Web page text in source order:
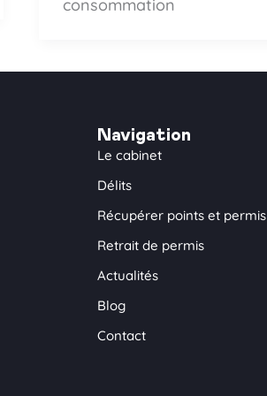
consommation
Navigation
Le cabinet
Délits
Récupérer points et permis
Retrait de permis
Actualités
Blog
Contact